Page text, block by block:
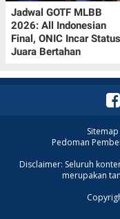
Jadwal GOTF MLBB
2026: All Indonesian
Final, ONIC Incar Status
Juara Bertahan
Sitemap
Pedoman
Disclaimer: Seluruh
merupakan